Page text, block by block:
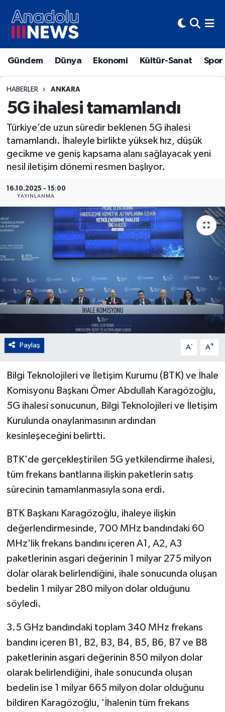
Gündem Dünya Ekonomi Kültür-Sanat Spor
HABERLER ANKARA
5G ihalesi tamamlandı
Türkiye’de uzun süredir beklenen 5G ihalesi
tamamlandı. İhaleyle birlikte yüksek hız, düşük
gecikme ve geniş kapsama alanı sağlayacak yeni
nesil iletişim dönemi resmen başlıyor.
16.10.2025 - 15:00
YAYINLANMA
Paylaş A- A+
Bilgi Teknolojileri ve İletişim Kurumu (BTK) ve İhale
Komisyonu Başkanı Ömer Abdullah Karagözoğlu,
5G ihalesi sonucunun, Bilgi Teknolojileri ve İletişim
Kurulunda onaylanmasının ardından
kesinleşeceğini belirtti.
BTK'de gerçekleştirilen 5G yetkilendirme ihalesi,
tüm frekans bantlarına ilişkin paketlerin satış
sürecinin tamamlanmasıyla sona erdi.
BTK Başkanı Karagözoğlu, ihaleye ilişkin
değerlendirmesinde, 700 MHz bandındaki 60
MHz'lik frekans bandını içeren A1, A2, A3
paketlerinin asgari değerinin 1 milyar 275 milyon
dolar olarak belirlendiğini, ihale sonucunda oluşan
bedelin 1 milyar 280 milyon dolar olduğunu
söyledi.
3.5 GHz bandındaki toplam 340 MHz frekans
bandını içeren B1, B2, B3, B4, B5, B6, B7 ve B8
paketlerinin asgari değerinin 850 milyon dolar
olarak belirlendiğini, ihale sonucunda oluşan
bedelin ise 1 milyar 665 milyon dolar olduğunu
bildiren Karagözoğlu, 'İhalenin tüm frekans
Hava Durumu
Trafik Durumu
Süper Lig Puan Durumu ve Fikstür
Tüm Manşetler
Son Dakika Haberleri
Haber Arşivi